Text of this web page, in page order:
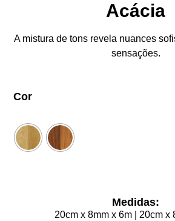
Acácia
A mistura de tons revela nuances
sensações.
Cor
Medidas:
20cm x 8mm x 6m | 20cm x